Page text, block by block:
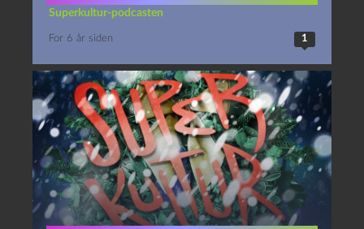
Superkultur-podcasten
For 6 år siden 1